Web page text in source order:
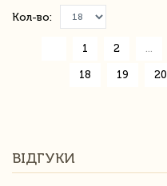
Кол-во:
1 2
18 19 20
ВІДГУКИ